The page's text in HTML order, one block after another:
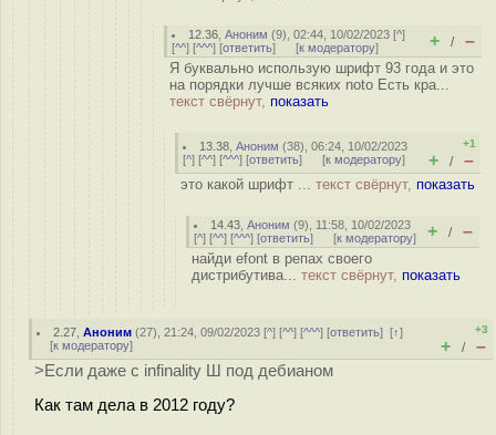
12.36 ,Аноним (9), 02:44, 10/02/2023 [^]
[^^] [^^^] [ответить] [к модератору] + / –
Я буквально использую шрифт 93 года и это
на порядки лучше всяких noto Есть кра...
текст свёрнут, показать
13.38 ,Аноним (38), 06:24, 10/02/2023
[^] [^^] [^^^] [ответить] [к модератору]
+1
+ / –
это какой шрифт ... текст свёрнут, показать
14.43 ,Аноним (9), 11:58, 10/02/2023
[^] [^^] [^^^] [ответить] [к модератору] + / –
найди efont в репах своего
дистрибутива... текст свёрнут, показать
2.27 ,Аноним (27), 21:24, 09/02/2023 [^] [^^] [^^^] [ответить][↑]
[к модератору]
+3
+ / –
>Если даже с infinality Ш под дебианом
Как там дела в 2012 году?